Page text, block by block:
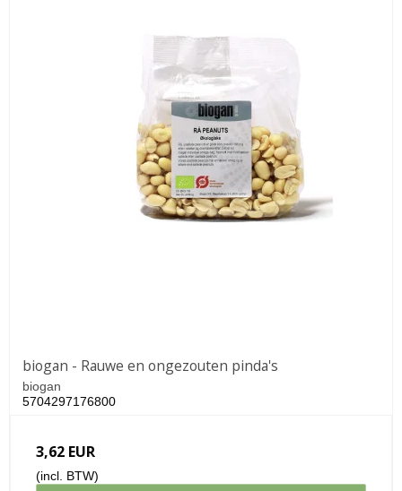
biogan - Rauwe en ongezouten pinda's
biogan
5704297176800
3,62 EUR
(incl. BTW)